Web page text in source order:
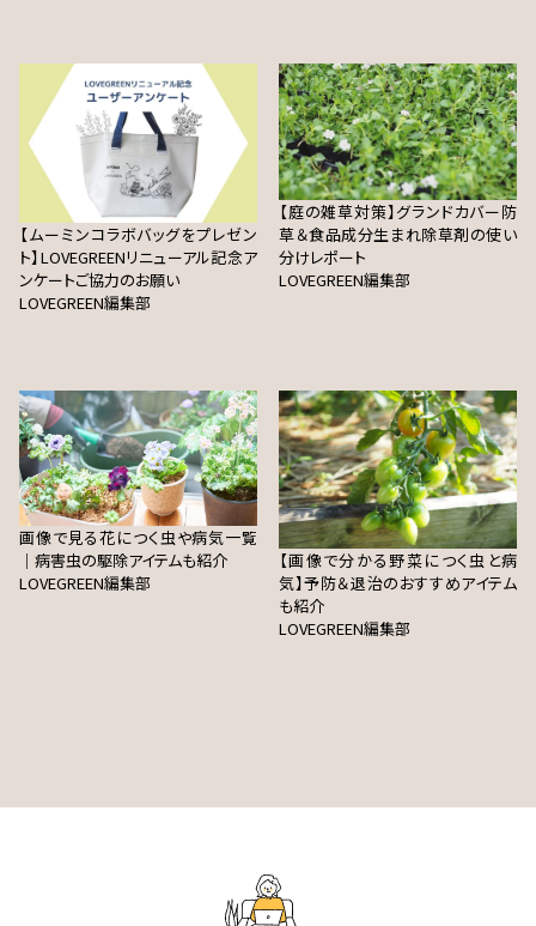
【ムーミンコラボバッグをプレゼン
ト】LOVEGREENリニューアル記念ア
ンケートご協力のお願い
LOVEGREEN編集部
【庭の雑草対策】グランドカバー防
草＆食品成分生まれ除草剤の使い
分けレポート
LOVEGREEN編集部
画像で見る花につく虫や病気一覧
｜病害虫の駆除アイテムも紹介
LOVEGREEN編集部
【画像で分かる野菜につく虫と病
気】予防＆退治のおすすめアイテム
も紹介
LOVEGREEN編集部